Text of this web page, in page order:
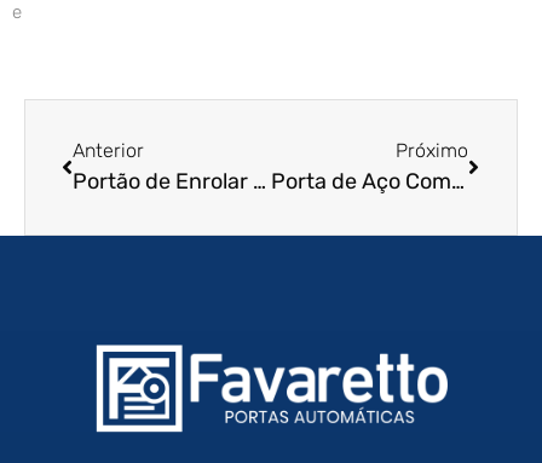
e
Anterior
Portão de Enrolar Residencial em Mairiporã – SP
Próximo
Porta de Aço Comercial em Diadema – SP